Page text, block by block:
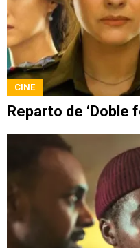
CINE
Reparto de ‘Doble